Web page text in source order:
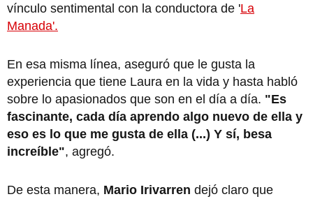
vínculo sentimental con la conductora de 'La
Manada'.
En esa misma línea, aseguró que le gusta la
experiencia que tiene Laura en la vida y hasta habló
sobre lo apasionados que son en el día a día. "Es
fascinante, cada día aprendo algo nuevo de ella y
eso es lo que me gusta de ella (...) Y sí, besa
increíble", agregó.
De esta manera, Mario Irivarren dejó claro que